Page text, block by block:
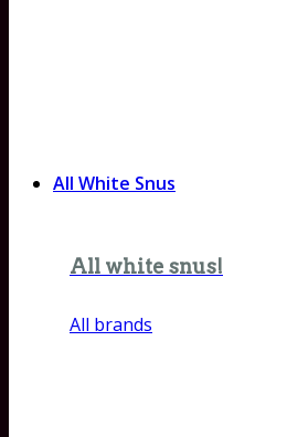
All White Snus
All white snus!
All brands